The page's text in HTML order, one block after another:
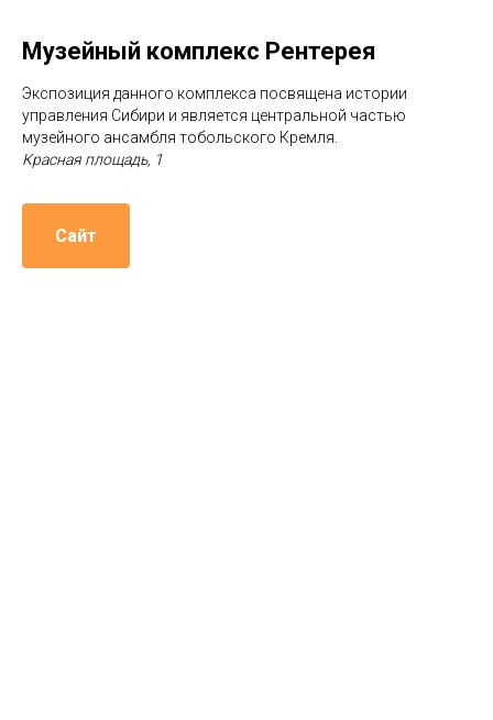
Музейный комплекс Рентерея
Экспозиция данного комплекса посвящена истории
управления Сибири и является центральной частью
музейного ансамбля тобольского Кремля.
Красная площадь, 1
Сайт